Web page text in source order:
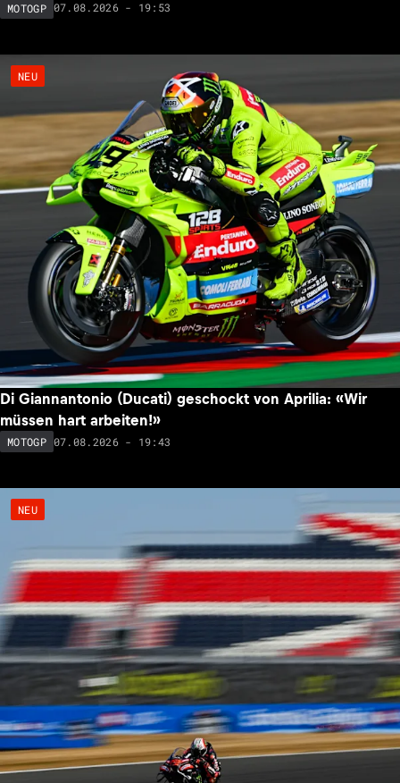
MOTOGP 07.08.2026 - 19:53
NEU
Di Giannantonio (Ducati) geschockt von Aprilia: «Wir
müssen hart arbeiten!»
MOTOGP 07.08.2026 - 19:43
NEU